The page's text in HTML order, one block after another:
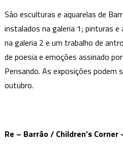
São esculturas e aquarelas de
instalados na galeria 1; pinturas e
na galeria 2 e um trabalho de
de poesia e emoções assinado
Pensando. As exposições podem
outubro.
Re – Barrão / Children’s